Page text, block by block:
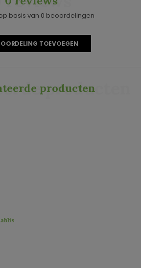
basis van 0 beoordelingen
TOEVOEGEN
producten
producten